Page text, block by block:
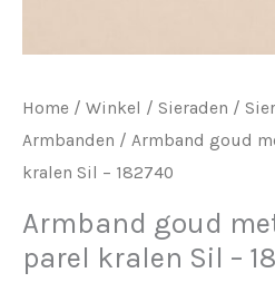
Home / Winkel / Sieraden /
Armbanden / Armband goud
kralen Sil – 182740
Armband goud
parel kralen Sil –